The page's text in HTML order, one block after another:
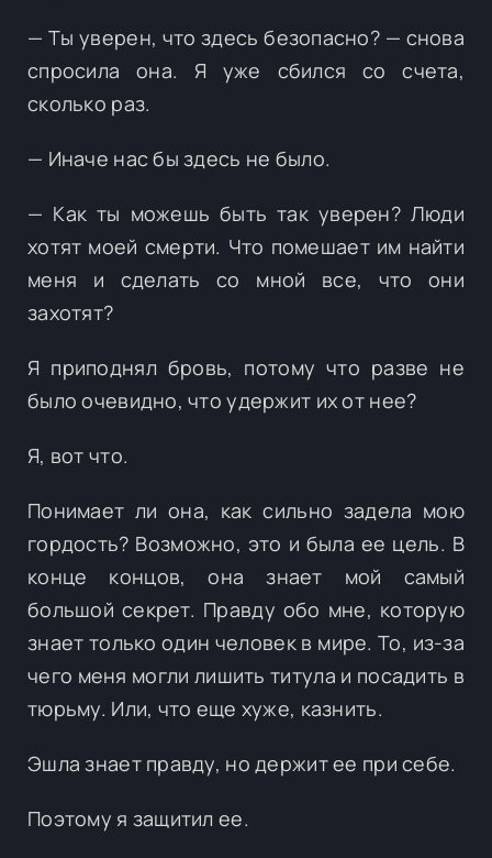
— Ты уверен, что здесь безопасно? — снова
спросила она. Я уже сбился со счета,
сколько раз.
— Иначе нас бы здесь не было.
— Как ты можешь быть так уверен? Люди
хотят моей смерти. Что помешает им найти
меня и сделать со мной все, что они
захотят?
Я приподнял бровь, потому что разве не
было очевидно, что удержит их от нее?
Я, вот что.
Понимает ли она, как сильно задела мою
гордость? Возможно, это и была ее цель. В
конце концов, она знает мой самый
большой секрет. Правду обо мне, которую
знает только один человек в мире. То, из-за
чего меня могли лишить титула и посадить в
тюрьму. Или, что еще хуже, казнить.
Эшла знает правду, но держит ее при себе.
Поэтому я защитил ее.